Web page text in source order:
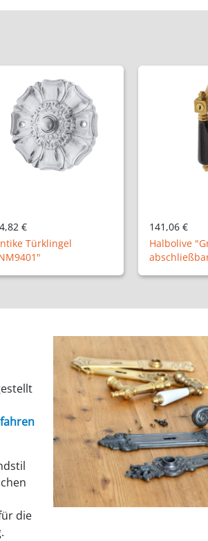
€
"Grünau P",
96,00 €
Ladenband
"XL11-31"
die